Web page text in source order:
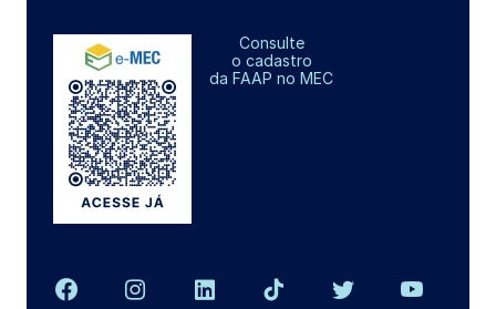
Consulte
o cadastro
da FAAP no MEC